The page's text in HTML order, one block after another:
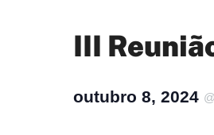
III
outubro 8, 2024 @